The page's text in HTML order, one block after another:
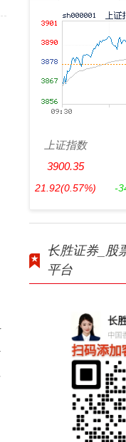
上证指数
3900.35
21.92(0.57%) -
长胜证券_股
平台